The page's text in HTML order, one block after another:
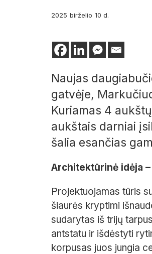
2025 birželio 10 d.
Naujas
gatvėje,
Kuriamas 4
aukštais darniai
šalia esančias
Architektūrinė idėja
Projektuojamas tūris
šiaurės kryptimi
sudarytas iš trijų
antstatu ir išdėstyti
korpusas juos jungia